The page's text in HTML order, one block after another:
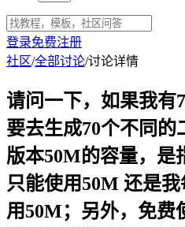
登录免费注册
社区/全部讨论/讨论详情
请问一下，如果我有
要去生成70个不同的
版本50M的容量，是
只能使用50M 还是
用50M；另外，免费